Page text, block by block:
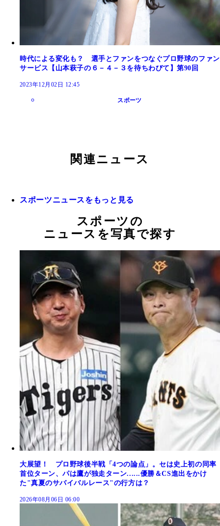
時代による変化も？ 選手とファンをつなぐプロ野球のファン
サービス【山本萩子の６－４－３を待ちわびて】第90回
2023年12月02日 12:45
スポーツ
関連ニュース
スポーツニュースをもっと見る
スポーツの
ニュースを写真で探す
大展望！ プロ野球後半戦「4つの論点」。セは史上初の同率
首位ターン、パは鷹が独走ターン......優勝＆CS進出をかけ
た"真夏のサバイバルレース"の行方は？
2026年08月06日 06:00